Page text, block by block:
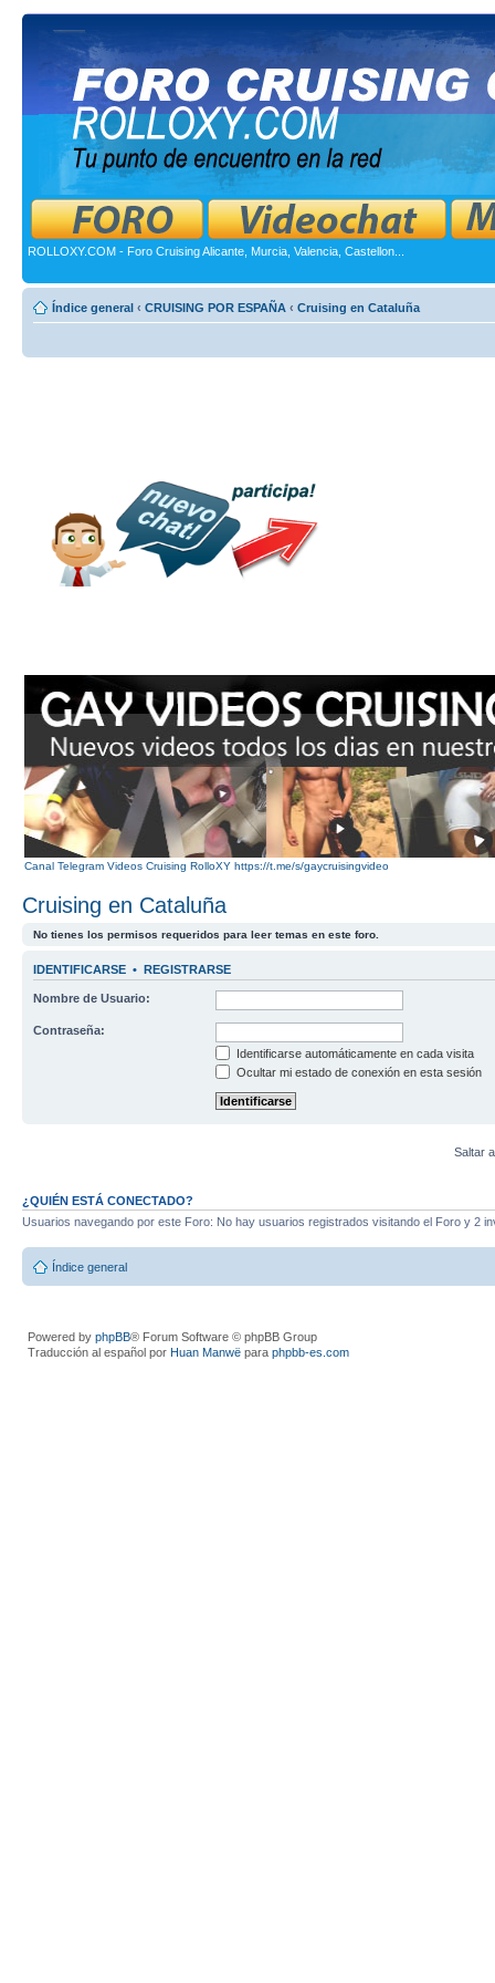
ROLLOXY.COM - Foro Cruising Alicante, Murcia, Valencia, Castellon...
Índice general ‹ CRUISING POR ESPAÑA ‹ Cruising en Cataluña
Canal Telegram Videos Cruising RolloXY https://t.me/s/gaycruisingvideo
Cruising en Cataluña
No tienes los permisos requeridos para leer temas en este foro.
IDENTIFICARSE • REGISTRARSE
Nombre de Usuario:
Contraseña:
Identificarse automáticamente en cada visita
Ocultar mi estado de conexión en esta sesión
Saltar
¿QUIÉN ESTÁ CONECTADO?
Usuarios navegando por este Foro: No hay usuarios registrados visitando el Foro y 2
Índice general
Powered by phpBB® Forum Software © phpBB Group
Traducción al español por Huan Manwë para phpbb-es.com